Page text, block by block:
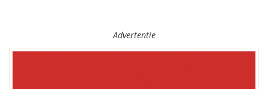
Advertentie